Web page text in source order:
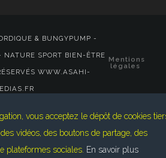
vous acceptez le dépôt de cookies
vidéos, des boutons de partage, des
plateformes sociales. En savoir plus
& BUNGYPUMP -
SPORT BIEN-ÊTRE
WWW.ASAHI-
Mentions
légales